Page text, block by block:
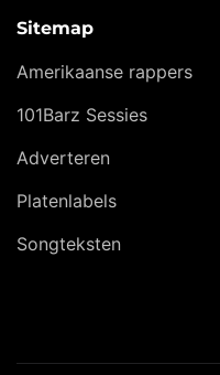
Sitemap
Amerikaanse rappers
101Barz Sessies
Adverteren
Platenlabels
Songteksten